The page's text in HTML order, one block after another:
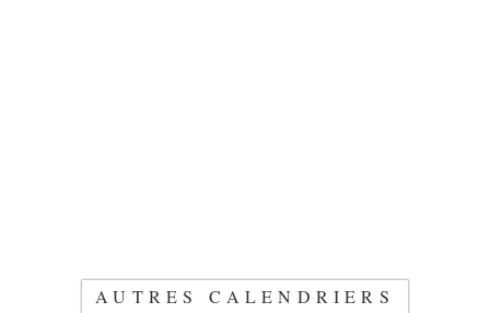
AUTRES CALENDRIERS